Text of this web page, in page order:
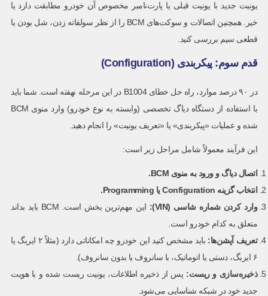
یونیت جدید با یونیت قبلی یا پارت‌نامبر مخصوص آن خودرو مطابقت دارد یا
خیر. همچنین اتصالات و سوکت‌های BCM را از نظر سولفاته زدن، شل بودن یا
قطعی سیم بررسی کنید.
قدم سوم: پیکربندی (Configuration)
در ۹۰ درصد موارد، راه حل خطای B1004 در این مرحله نهفته است. شما باید
با استفاده از دستگاه دیاگ تخصصی (وابسته به نوع خودرو) وارد منوی BCM
شده و عملیات «پیکربندی» یا «تعریف یونیت» را انجام دهید.
این فرآیند معمولاً شامل مراحل زیر است:
اتصال دیاگ و ورود به منوی
انتخاب گزینه
یا
وارد کردن شماره شاسی (VIN):
این مهم‌ترین بخش است. BCM باید بداند
متعلق به کدام خودرو است.
تعریف آپشن‌ها:
باید مشخص کنید این خودرو چه امکاناتی دارد (مثلاً ۲ ایربگ یا
۶ ایربگ، دستی یا اتوماتیک، با سانروف یا بدون سانروف).
ذخیره‌سازی و ریست: پس از ذخیره اطلاعات، یونیت ریست شده و با هویت
جدید خود در شبکه شناسایی می‌شود.